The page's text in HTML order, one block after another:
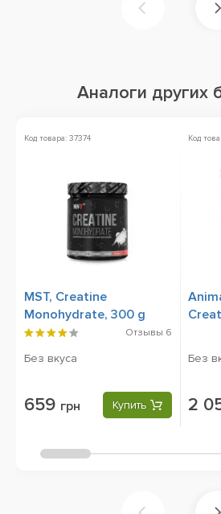
Аналоги других
Код товара: 37374
MST, Creatine
Monohydrate, 300 g
Отзывы 6
Без вкуса
659 грн Купить
Код
Без
2